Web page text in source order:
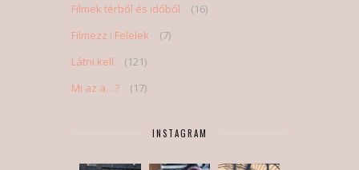
Filmek térből és időből
(16)
Filmezz ! Felelek
(7)
Látni kell
(121)
Mi az a…?
(17)
INSTAGRAM